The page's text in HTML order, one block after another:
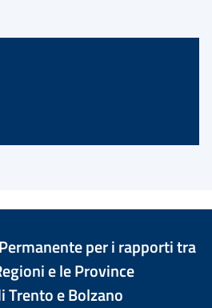
per i rapporti tra
e le Province
Trento e Bolzano